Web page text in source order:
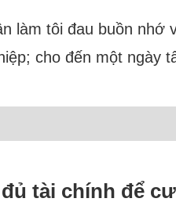
làm tôi đau buồn nhớ
cho đến một ngày
tài chính để